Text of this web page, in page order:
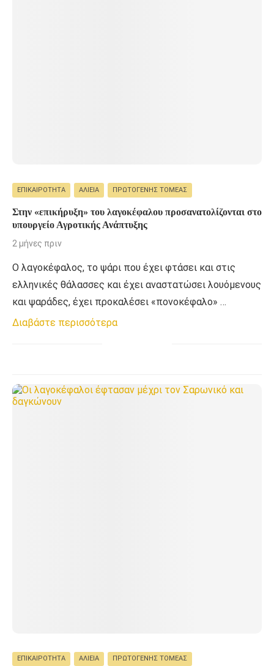
ΕΠΙΚΑΙΡΌΤΗΤΑ ΑΛΙΕΊΑ ΠΡΩΤΟΓΕΝΉΣ ΤΟΜΈΑΣ
Στην «επικήρυξη» του λαγοκέφαλου προσανατολίζονται στο
υπουργείο Αγροτικής Ανάπτυξης
2 μήνες πριν
Ο λαγοκέφαλος, το ψάρι που έχει φτάσει και στις
ελληνικές θάλασσες και έχει αναστατώσει λουόμενους
και ψαράδες, έχει προκαλέσει «πονοκέφαλο» …
Διαβάστε περισσότερα
ΕΠΙΚΑΙΡΌΤΗΤΑ ΑΛΙΕΊΑ ΠΡΩΤΟΓΕΝΉΣ ΤΟΜΈΑΣ